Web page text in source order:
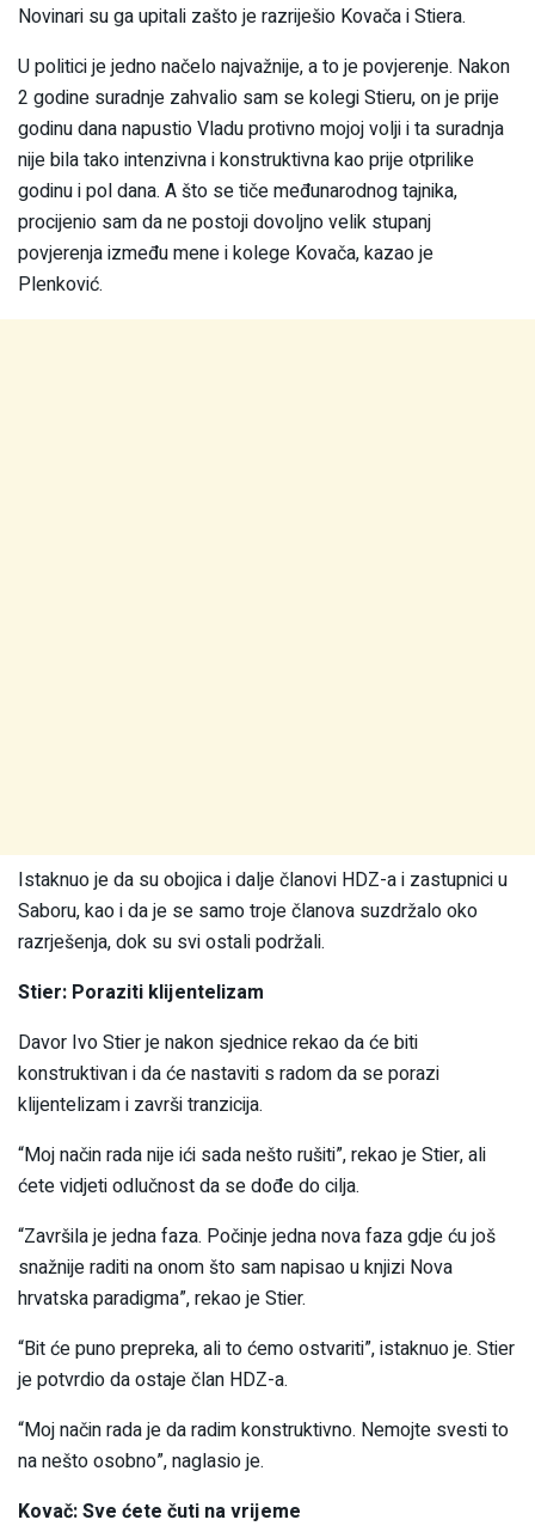
Novinari su ga upitali zašto je razriješio Kovača i Stiera.
U politici je jedno načelo najvažnije, a to je povjerenje. Nakon
2 godine suradnje zahvalio sam se kolegi Stieru, on je prije
godinu dana napustio Vladu protivno mojoj volji i ta suradnja
nije bila tako intenzivna i konstruktivna kao prije otprilike
godinu i pol dana. A što se tiče međunarodnog tajnika,
procijenio sam da ne postoji dovoljno velik stupanj
povjerenja između mene i kolege Kovača, kazao je
Plenković.
Istaknuo je da su obojica i dalje članovi HDZ-a i zastupnici u
Saboru, kao i da je se samo troje članova suzdržalo oko
razrješenja, dok su svi ostali podržali.
Stier: Poraziti klijentelizam
Davor Ivo Stier je nakon sjednice rekao da će biti
konstruktivan i da će nastaviti s radom da se porazi
klijentelizam i završi tranzicija.
“Moj način rada nije ići sada nešto rušiti”, rekao je Stier, ali
ćete vidjeti odlučnost da se dođe do cilja.
“Završila je jedna faza. Počinje jedna nova faza gdje ću još
snažnije raditi na onom što sam napisao u knjizi Nova
hrvatska paradigma”, rekao je Stier.
“Bit će puno prepreka, ali to ćemo ostvariti”, istaknuo je. Stier
je potvrdio da ostaje član HDZ-a.
“Moj način rada je da radim konstruktivno. Nemojte svesti to
na nešto osobno”, naglasio je.
Kovač: Sve ćete čuti na vrijeme